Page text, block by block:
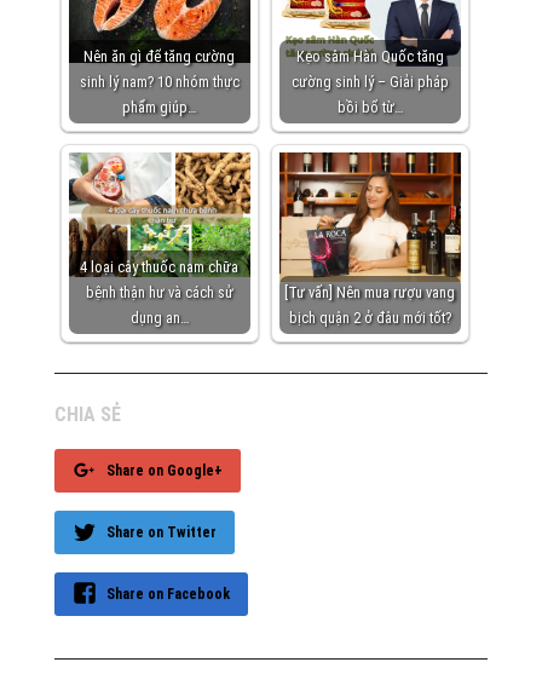
Nên ăn gì để tăng cường
sinh lý nam? 10 nhóm thực
phẩm giúp…
Kẹo sâm Hàn Quốc tăng
cường sinh lý – Giải pháp
bồi bổ từ…
4 loại cây thuốc nam chữa
bệnh thận hư và cách sử
dụng an…
[Tư vấn] Nên mua rượu vang
bịch quận 2 ở đâu mới tốt?
CHIA SẺ
Share on Google+
Share on Twitter
Share on Facebook